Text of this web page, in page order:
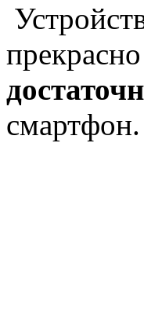
смартфон.